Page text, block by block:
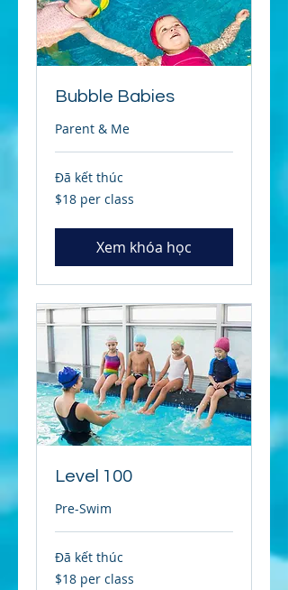
Bubble Babies
Parent & Me
Đã kết thúc
$18
per
$18 per class
Xem khóa học
Level 100
Pre-Swim
Đã kết thúc
$18
per
$18 per class